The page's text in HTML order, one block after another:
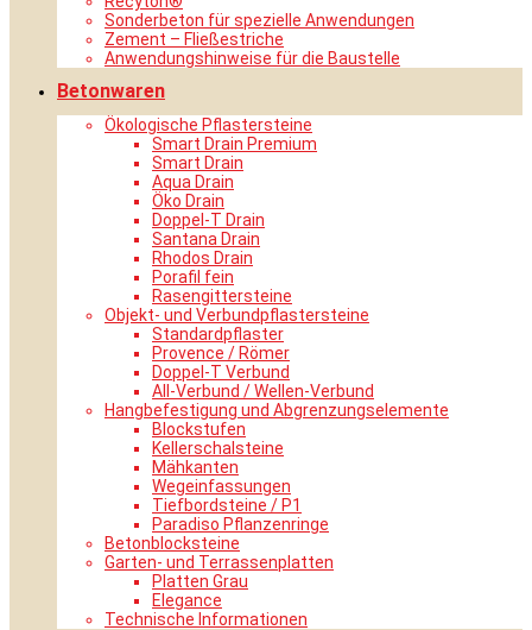
Sonderbeton für spezielle Anwendungen
Zement – Fließestriche
Anwendungshinweise für die Baustelle
Betonwaren
Ökologische Pflastersteine
Smart Drain Premium
Smart Drain
Aqua Drain
Öko Drain
Doppel-T Drain
Santana Drain
Rhodos Drain
Porafil fein
Rasengittersteine
Objekt- und Verbundpflastersteine
Standardpflaster
Provence / Römer
Doppel-T Verbund
All-Verbund / Wellen-Verbund
Hangbefestigung und Abgrenzungselemente
Blockstufen
Kellerschalsteine
Mähkanten
Wegeinfassungen
Tiefbordsteine / P1
Paradiso Pflanzenringe
Betonblocksteine
Garten- und Terrassenplatten
Platten Grau
Elegance
Technische Informationen